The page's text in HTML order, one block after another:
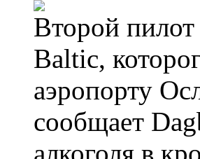
Второй
Baltic,
аэропорту
сообщает
алкоголя в